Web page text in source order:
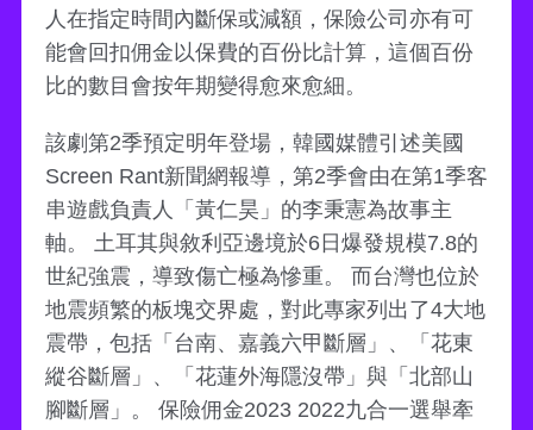
人在指定時間內斷保或減額，保險公司亦有可
能會回扣佣金以保費的百份比計算，這個百份
比的數目會按年期變得愈來愈細。
該劇第2季預定明年登場，韓國媒體引述美國
Screen Rant新聞網報導，第2季會由在第1季客
串遊戲負責人「黃仁昊」的李秉憲為故事主
軸。 土耳其與敘利亞邊境於6日爆發規模7.8的
世紀強震，導致傷亡極為慘重。 而台灣也位於
地震頻繁的板塊交界處，對此專家列出了4大地
震帶，包括「台南、嘉義六甲斷層」、「花東
縱谷斷層」、「花蓮外海隱沒帶」與「北部山
腳斷層」。 保險佣金2023 2022九合一選舉牽